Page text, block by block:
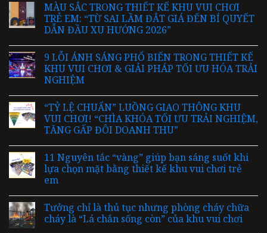
MÀU SẮC TRONG THIẾT KẾ KHU VUI CHƠI
TRẺ EM: “TỪ SAI LẦM ĐẮT GIÁ ĐẾN BÍ QUYẾT
DẪN ĐẦU XU HƯỚNG 2026”
9 LỖI ÁNH SÁNG PHỔ BIẾN TRONG THIẾT KẾ
KHU VUI CHƠI & GIẢI PHÁP TỐI ƯU HÓA TRẢI
NGHIỆM
“TỶ LỆ CHUẨN” LUỒNG GIAO THÔNG KHU
VUI CHƠI! “CHÌA KHÓA TỐI ƯU TRẢI NGHIỆM,
TĂNG GẤP ĐÔI DOANH THU”
11 Nguyên tắc “vàng” giúp bạn sáng suốt khi
lựa chọn mặt bằng thiết kế khu vui chơi trẻ
em
Tưởng chỉ là thủ tục nhưng phòng cháy chữa
cháy là “Lá chắn sống còn” của khu vui chơi